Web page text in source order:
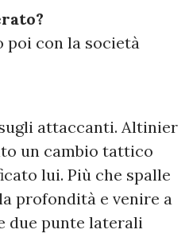
poi con la società
attaccanti. Altinier
un cambio tattico
lui. Più che spalle
profondità e venire a
due punte laterali